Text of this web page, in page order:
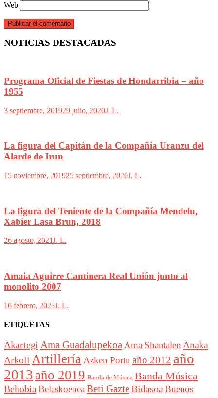
Web
NOTICIAS DESTACADAS
Programa Oficial de Fiestas de Hondarribia – año
1955
3 septiembre, 201929 julio, 2020J. L.
La figura del Capitán de la Compañía Uranzu del
Alarde de Irun
15 noviembre, 201925 septiembre, 2020J. L.
La figura del Teniente de la Compañía Mendelu,
Xabier Lasa Brun, 2018
26 agosto, 2021J. L.
Amaia Aguirre Cantinera Real Unión junto al
monolito 2007
16 febrero, 2023J. L.
ETIQUETAS
Akartegi Ama GuadalupekoaAma Shantalen Anaka
Arkoll ArtilleríaAzken Portu año 2012 año
2013 año 2019 Banda de Música Banda Música
BehobiaBelaskoeneaBeti GazteBidasoaBuenos